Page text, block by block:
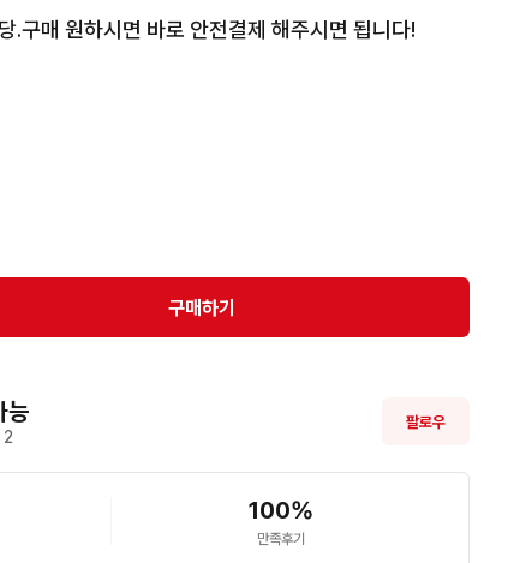
.구매 원하시면 바로 안전결제 해주시면 됩니다!
구매하기
능
2
팔로우
100%
만족후기